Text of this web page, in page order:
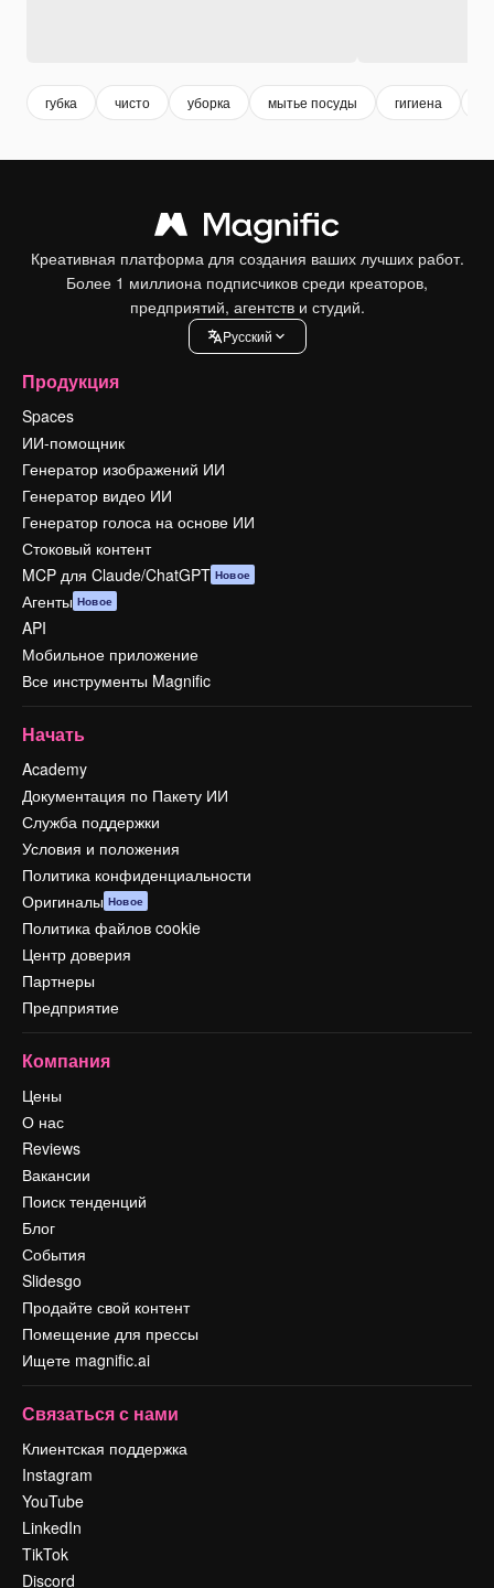
губка чисто уборка мытье посуды гигиена
Креативная платформа для создания ваших лучших работ.
Более 1 миллиона подписчиков среди креаторов,
предприятий, агентств и студий.
Pусский
Продукция
Spaces
ИИ-помощник
Генератор изображений ИИ
Генератор видео ИИ
Генератор голоса на основе ИИ
Стоковый контент
MCP для Claude/ChatGPT Новое
Агенты Новое
API
Мобильное приложение
Все инструменты Magnific
Начать
Academy
Документация по Пакету ИИ
Служба поддержки
Условия и положения
Политика конфиденциальности
Оригиналы Новое
Политика файлов cookie
Центр доверия
Партнеры
Предприятие
Компания
Цены
О нас
Reviews
Вакансии
Поиск тенденций
Блог
События
Slidesgo
Продайте свой контент
Помещение для прессы
Ищете magnific.ai
Связаться с нами
Клиентская поддержка
Instagram
YouTube
LinkedIn
TikTok
Discord